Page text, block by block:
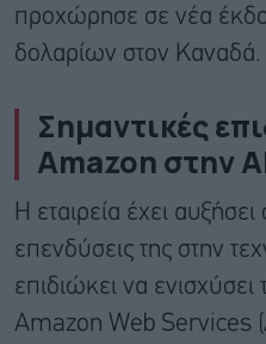
προχώρησε σε νέα
δολαρίων στον Καναδά.
Σημαντικές
Amazon στην
Η εταιρεία έχει αυξήσει
επενδύσεις της στην
επιδιώκει να ενισχύσει
Amazon Web Services